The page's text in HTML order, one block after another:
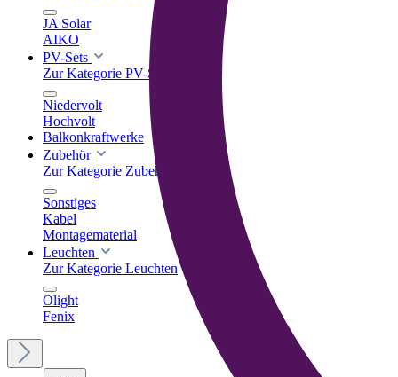
JA Solar
AIKO
PV-Sets
Zur Kategorie PV-Sets
Niedervolt
Hochvolt
Balkonkraftwerke
Zubehör
Zur Kategorie Zubehör
Sonstiges
Kabel
Montagematerial
Leuchten
Zur Kategorie Leuchten
Olight
Fenix